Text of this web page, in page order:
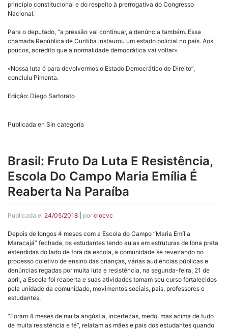
princípio constitucional e do respeito à prerrogativa do Congresso
Nacional.
Para o deputado, “a pressão vai continuar, a denúncia também. Essa
chamada República de Curitiba instaurou um estado policial no país. Aos
poucos, acredito que a normalidade democrática vai voltar».
«Nossa luta é para devolvermos o Estado Democrático de Direito”,
concluiu Pimenta.
Edição: Diego Sartorato
Publicada en Sin categoría
Brasil: Fruto Da Luta E Resistência,
Escola Do Campo Maria Emília É
Reaberta Na Paraíba
Publicada el 24/05/2018 por clocvc
Depois de longos 4 meses com a Escola do Campo “Maria Emília
Maracajá” fechada, os estudantes tendo aulas em estruturas de lona preta
estendidas do lado de fora da escola, a comunidade se revezando no
processo coletivo de ensino das crianças, várias audiências públicas e
denúncias regadas por muita luta e resistência, na segunda-feira, 21 de
abril, a Escola foi reaberta e suas atividades tomam seu curso fortalecidos
pela unidade da comunidade, movimentos sociais, pais, professores e
estudantes.
“Foram 4 meses de muita angústia, incertezas, medo, mas acima de tudo
de muita resistência e fé”, relatam as mães e pais dos estudantes quando